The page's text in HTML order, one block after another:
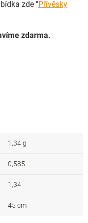
zde "Přívěsky
zdarma.
1,34 g
0,585
1,34
45 cm